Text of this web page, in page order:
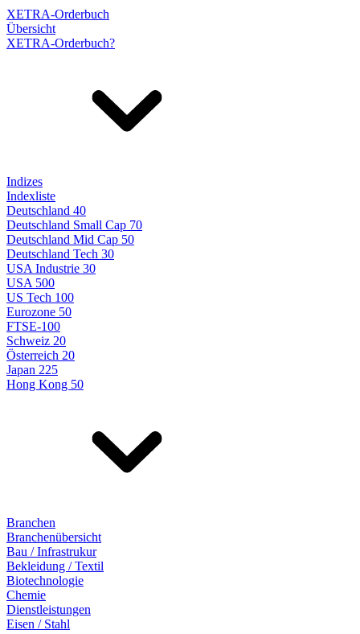
XETRA-Orderbuch
Übersicht
XETRA-Orderbuch?
Indizes
Indexliste
Deutschland 40
Deutschland Small Cap 70
Deutschland Mid Cap 50
Deutschland Tech 30
USA Industrie 30
USA 500
US Tech 100
Eurozone 50
FTSE-100
Schweiz 20
Österreich 20
Japan 225
Hong Kong 50
Branchen
Branchenübersicht
Bau / Infrastrukur
Bekleidung / Textil
Biotechnologie
Chemie
Dienstleistungen
Eisen / Stahl